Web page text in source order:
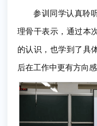
参训同学认真聆
理骨干表示，通过本
的认识，也学到了具
后在工作中更有方向感